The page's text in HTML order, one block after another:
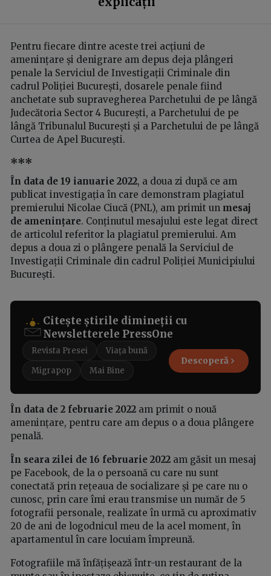
Pentru fiecare dintre aceste trei acțiuni de
amenințare și denigrare am depus deja plângeri
penale la Serviciul de Investigații Criminale din
cadrul Poliției București, dosarele penale fiind
anchetate sub supravegherea Parchetului de pe lângă
Judecătoria Sector 4 București, a Parchetului de pe
lângă Tribunalul București și a Parchetului de pe lângă
Curtea de Apel București.
***
În data de 19 ianuarie 2022, a doua zi după ce am
publicat investigația în care demonstram plagiatul
premierului Nicolae Ciucă (PNL), am primit un mesaj
de amenințare. Conținutul mesajului este legat direct
de articolul referitor la plagiatul premierului. Am
depus a doua zi o plângere penală la Serviciul de
Investigații Criminale din cadrul Poliției Municipiului
București.
Citește știrile dimineții cu
Newsletterele PressOne
Revista Presei
Viața bună
Migrapop
Mai Bine
Descoperă
În data de 2 februarie 2022 am primit o nouă
amenințare, pentru care am depus o a doua plângere
penală.
În seara zilei de 16 februarie 2022 am găsit un mesaj
pe Facebook, de la o persoană cu care nu sunt
conectată prin rețeaua de socializare și pe care nu o
cunosc, prin care îmi erau transmise un număr de 5
fotografii personale, realizate în urmă cu aproximativ
20 de ani de logodnicul meu de la acel moment, în
apartamentul în care locuiam împreună.
Fotografiile mă înfățișează într-un restaurant de la